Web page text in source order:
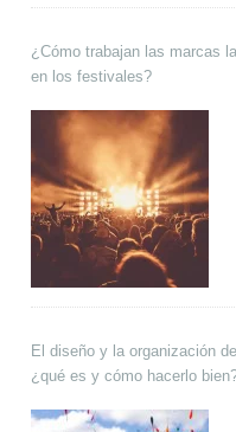
¿Cómo trabajan las marcas
en los festivales?
El diseño y la organización
¿qué es y cómo hacerlo